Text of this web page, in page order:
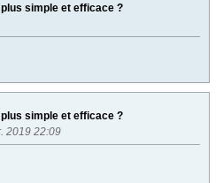
simple et efficace ?
simple et efficace ?
2019 22:09